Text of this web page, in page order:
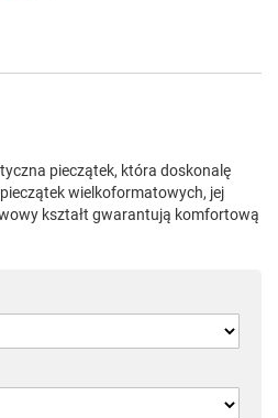
pieczątek, która doskonalę
wielkoformatowych, jej
kształt gwarantują komfortową